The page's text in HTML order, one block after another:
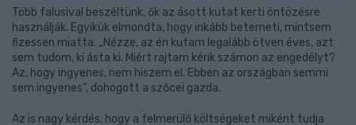
Több falusival beszéltünk, ők az ásott kutat kerti öntözésre
használják. Egyikük elmondta, hogy inkább betemeti, mintsem
fizessen miatta. „Nézze, az én kutam legalább ötven éves, azt
sem tudom, ki ásta ki. Miért rajtam kérik számon az engedélyt?
Az, hogy ingyenes, nem hiszem el. Ebben az országban semmi
sem ingyenes", dohogott a szőcei gazda.
Az is nagy kérdés, hogy a felmerülő költségeket miként tudja